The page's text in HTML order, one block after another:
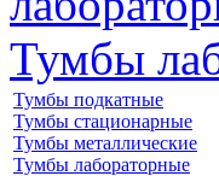
Тумбы
Тумбы подкатные
Тумбы стационарные
Тумбы металлические
Тумбы лабораторные